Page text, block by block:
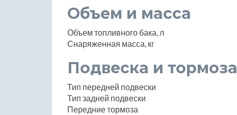
Объем и масса
Объем топливного бака, л
Снаряженная масса, кг
Подвеска и тормоза
Тип передней подвески
Тип задней подвески
Передние тормоза